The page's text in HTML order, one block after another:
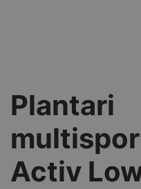
Plantari
Activ